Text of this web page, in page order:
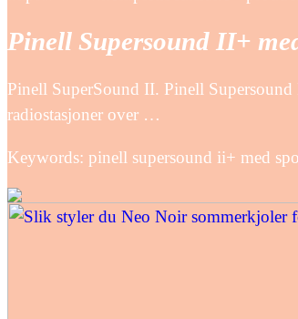
Pinell Supersound II+
Pinell SuperSound II. Pinell
radiostasjoner over …
Keywords: pinell supersound ii+ med